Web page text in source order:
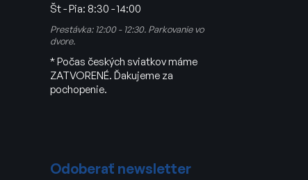
Št - Pia: 8:30 - 14:00
Prestávka: 12:00 - 12:30. Parkovanie vo
dvore.
* Počas českých sviatkov máme
ZATVORENÉ. Ďakujeme za
pochopenie.
Odoberať newsletter